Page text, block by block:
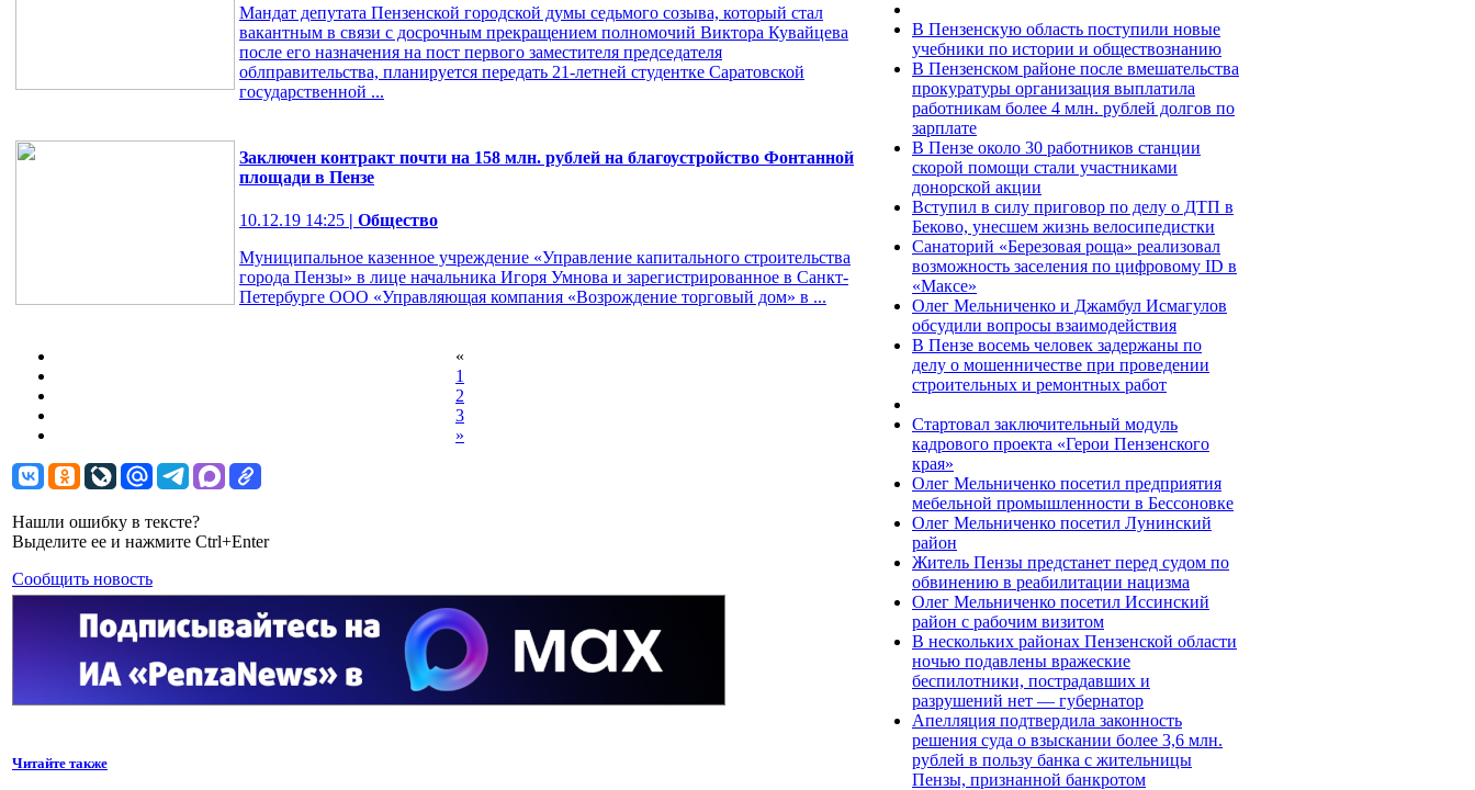
Мандат депутата Пензенской городской думы седьмого созыва, который стал
вакантным в связи с досрочным прекращением полномочий Виктора Кувайцева
после его назначения на пост первого заместителя председателя
облправительства, планируется передать 21-летней студентке Саратовской
государственной ...
Заключен контракт почти на 158 млн. рублей на благоустройство Фонтанной
площади в Пензе
10.12.19 14:25 | Общество
Муниципальное казенное учреждение «Управление капитального строительства
города Пензы» в лице начальника Игоря Умнова и зарегистрированное в Санкт-
Петербурге ООО «Управляющая компания «Возрождение торговый дом» в ...
«
1
2
3
»
Нашли ошибку в тексте?
Выделите ее и нажмите Ctrl+Enter
Сообщить новость
Читайте также
В Пензенскую область поступили новые
учебники по истории и обществознанию
В Пензенском районе после вмешательства
прокуратуры организация выплатила
работникам более 4 млн. рублей долгов по
зарплате
В Пензе около 30 работников станции
скорой помощи стали участниками
донорской акции
Вступил в силу приговор по делу о ДТП в
Беково, унесшем жизнь велосипедистки
Санаторий «Березовая роща» реализовал
возможность заселения по цифровому ID в
«Максе»
Олег Мельниченко и Джамбул Исмагулов
обсудили вопросы взаимодействия
В Пензе восемь человек задержаны по
делу о мошенничестве при проведении
строительных и ремонтных работ
Стартовал заключительный модуль
кадрового проекта «Герои Пензенского
края»
Олег Мельниченко посетил предприятия
мебельной промышленности в Бессоновке
Олег Мельниченко посетил Лунинский
район
Житель Пензы предстанет перед судом по
обвинению в реабилитации нацизма
Олег Мельниченко посетил Иссинский
район с рабочим визитом
В нескольких районах Пензенской области
ночью подавлены вражеские
беспилотники, пострадавших и
разрушений нет — губернатор
Апелляция подтвердила законность
решения суда о взыскании более 3,6 млн.
рублей в пользу банка с жительницы
Пензы, признанной банкротом